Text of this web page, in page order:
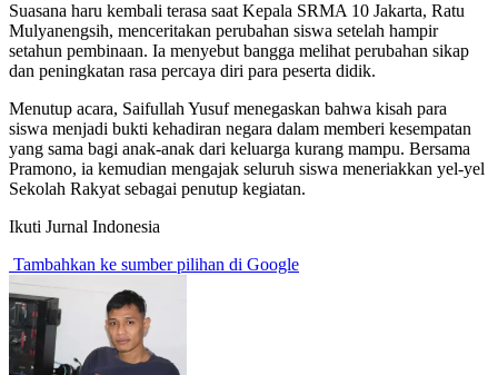
Suasana haru kembali terasa saat Kepala SRMA 10 Jakarta, Ratu
Mulyanengsih, menceritakan perubahan siswa setelah hampir
setahun pembinaan. Ia menyebut bangga melihat perubahan sikap
dan peningkatan rasa percaya diri para peserta didik.
Menutup acara, Saifullah Yusuf menegaskan bahwa kisah para
siswa menjadi bukti kehadiran negara dalam memberi kesempatan
yang sama bagi anak-anak dari keluarga kurang mampu. Bersama
Pramono, ia kemudian mengajak seluruh siswa meneriakkan yel-yel
Sekolah Rakyat sebagai penutup kegiatan.
Ikuti Jurnal Indonesia
Tambahkan ke sumber pilihan di Google